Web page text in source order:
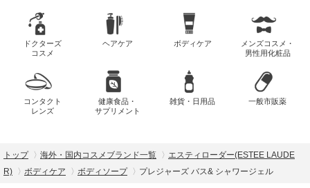
ドクターズ
コスメ
ヘアケア ボディケア
メンズコスメ・
男性用化粧品
コンタクト
レンズ
健康食品・
サプリメント
雑貨・日用品 一般市販薬
トップ 海外・国内コスメブランド一覧
エスティローダー(ESTEE LAUDE
R)
ボディケア ボディソープ プレジャーズ バス& シャワージェル